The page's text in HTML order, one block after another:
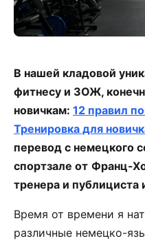
В нашей кладовой
фитнесу и ЗОЖ,
новичкам: 12 правил
Тренировка для
перевод с немецкого
спортзале от Франц-
тренера и публициста
Время от времени я
различные немецко-